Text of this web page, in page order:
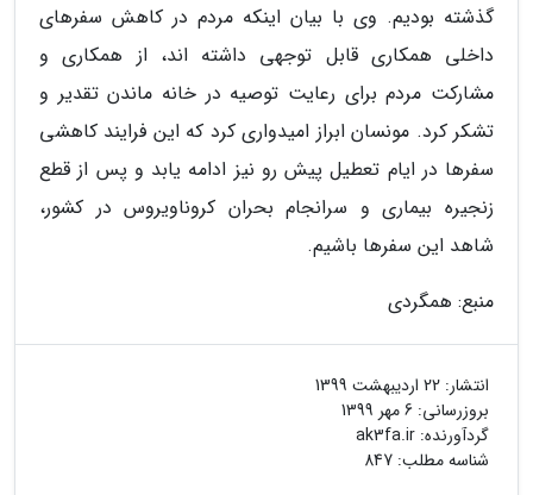
گذشته بودیم. وی با بیان اینکه مردم در کاهش سفرهای
داخلی همکاری قابل توجهی داشته اند، از همکاری و
مشارکت مردم برای رعایت توصیه در خانه ماندن تقدیر و
تشکر کرد. مونسان ابراز امیدواری کرد که این فرایند کاهشی
سفرها در ایام تعطیل پیش رو نیز ادامه یابد و پس از قطع
زنجیره بیماری و سرانجام بحران کروناویروس در کشور،
شاهد این سفرها باشیم.
منبع: همگردی
انتشار: 22 اردیبهشت 1399
بروزرسانی: 6 مهر 1399
گردآورنده: ak3fa.ir
شناسه مطلب: 847